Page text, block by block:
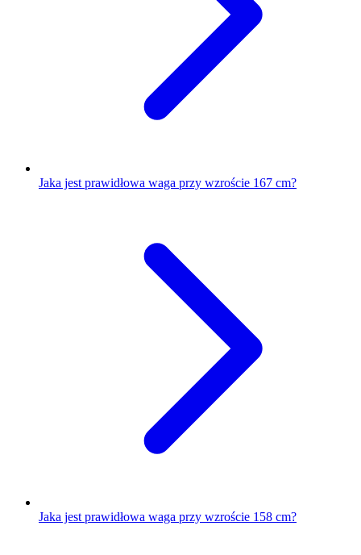
Jaka jest prawidłowa waga przy wzroście 167 cm?
Jaka jest prawidłowa waga przy wzroście 158 cm?